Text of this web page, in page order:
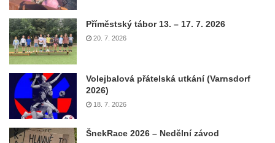
Příměstský tábor 13. – 17. 7. 2026
20. 7. 2026
Volejbalová přátelská utkání (Varnsdorf
2026)
18. 7. 2026
ŠnekRace 2026 – Nedělní závod